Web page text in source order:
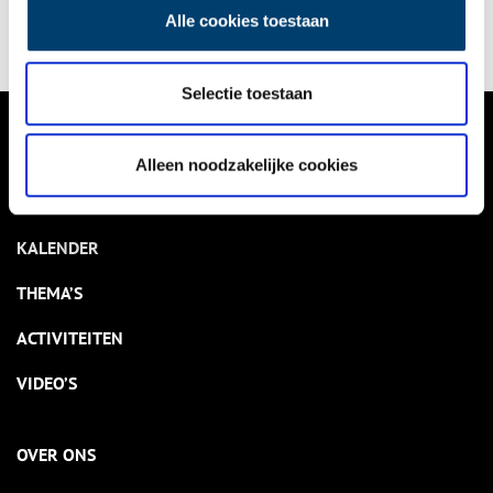
Alle cookies toestaan
Selectie toestaan
Alleen noodzakelijke cookies
postkaart. Over het leven van Anton Pieck zelf is minder
bekend, dus bij dezen het verhaal achter de ontwerper van het
sprookjesbos.
NIEUWS
KALENDER
THEMA’S
ACTIVITEITEN
VIDEO’S
OVER ONS